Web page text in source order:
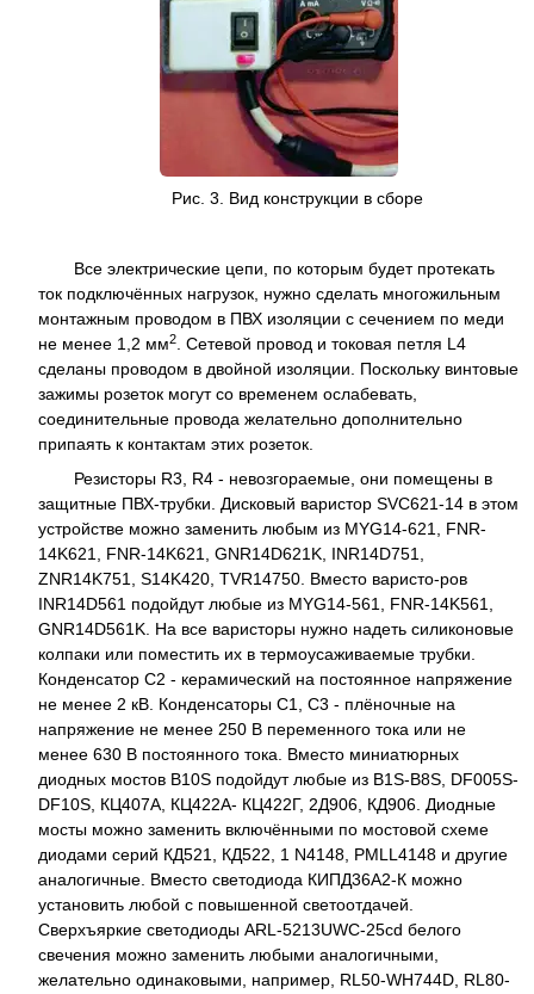
Рис. 3. Вид конструкции в сборе
Все электрические цепи, по которым будет протекать
ток подключённых нагрузок, нужно сделать многожильным
монтажным проводом в ПВХ изоляции с сечением по меди
не менее 1,2 мм2
. Сетевой провод и токовая петля L4
сделаны проводом в двойной изоляции. Поскольку винтовые
зажимы розеток могут со временем ослабевать,
соединительные провода желательно дополнительно
припаять к контактам этих розеток.
Резисторы R3, R4 - невозгораемые, они помещены в
защитные ПВХ-трубки. Дисковый варистор SVC621-14 в этом
устройстве можно заменить любым из MYG14-621, FNR-
14K621, FNR-14K621, GNR14D621K, INR14D751,
ZNR14K751, S14K420, TVR14750. Вместо варисто-ров
INR14D561 подойдут любые из MYG14-561, FNR-14K561,
GNR14D561K. На все варисторы нужно надеть силиконовые
колпаки или поместить их в термоусаживаемые трубки.
Конденсатор C2 - керамический на постоянное напряжение
не менее 2 кВ. Конденсаторы C1, C3 - плёночные на
напряжение не менее 250 В переменного тока или не
менее 630 В постоянного тока. Вместо миниатюрных
диодных мостов B10S подойдут любые из B1S-B8S, DF005S-
DF10S, КЦ407А, КЦ422А- КЦ422Г, 2Д906, КД906. Диодные
мосты можно заменить включёнными по мостовой схеме
диодами серий КД521, КД522, 1 N4148, PMLL4148 и другие
аналогичные. Вместо светодиода КИПД36А2-К можно
установить любой с повышенной светоотдачей.
Сверхъяркие светодиоды ARL-5213UWC-25cd белого
свечения можно заменить любыми аналогичными,
желательно одинаковыми, например, RL50-WH744D, RL80-